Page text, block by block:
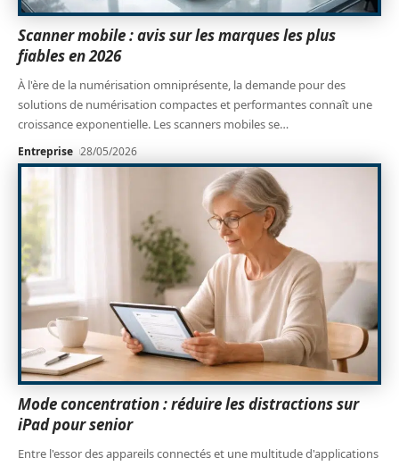
Scanner mobile : avis sur les marques les plus
fiables en 2026
À l'ère de la numérisation omniprésente, la demande pour des
solutions de numérisation compactes et performantes connaît une
croissance exponentielle. Les scanners mobiles se…
Entreprise 28/05/2026
Mode concentration : réduire les distractions sur
iPad pour senior
Entre l'essor des appareils connectés et une multitude d'applications